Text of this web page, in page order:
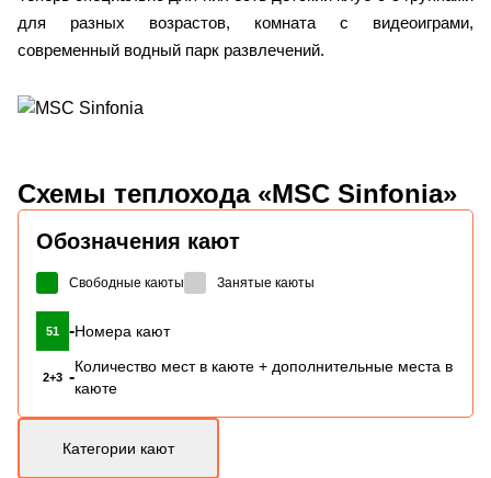
для разных возрастов, комната с видеоиграми,
современный водный парк развлечений.
Схемы теплохода «MSC Sinfonia»
Обозначения кают
Свободные каюты Занятые каюты
51 -Номера кают
2+3 -
Количество мест в каюте + дополнительные места в
каюте
Категории кают